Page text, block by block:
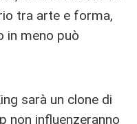
tra arte e forma,
in meno può
sarà un clone di
non influenzeranno